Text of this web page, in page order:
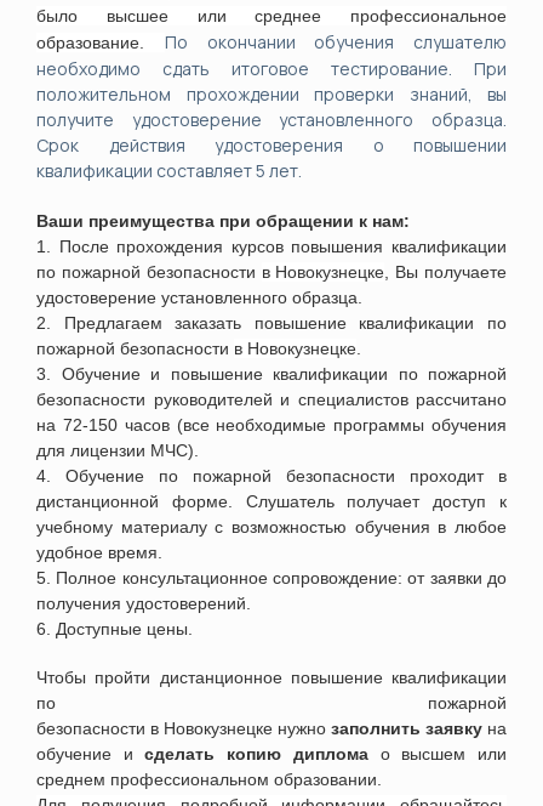
было высшее или среднее профессиональное
образование. По окончании обучения слушателю
необходимо сдать итоговое тестирование. При
положительном прохождении проверки знаний, вы
получите удостоверение установленного образца.
Срок действия удостоверения о повышении
квалификации составляет 5 лет.
Ваши преимущества при обращении к нам:
1. После прохождения курсов повышения квалификации
по пожарной безопасности в Новокузнецке , Вы получаете
удостоверение установленного образца.
2. Предлагаем заказать повышение квалификации по
пожарной безопасности в Новокузнецке
3. Обучение и повышение квалификации по пожарной
безопасности руководителей и специалистов рассчитано
на 72-150 часов (все необходимые программы обучения
для лицензии МЧС).
4. Обучение по пожарной безопасности проходит в
дистанционной форме. Слушатель получает доступ к
учебному материалу с возможностью обучения в любое
удобное время.
5. Полное консультационное сопровождение: от заявки до
получения удостоверений.
6. Доступные цены.
Чтобы пройти дистанционное повышение квалификации
по пожарной
безопасности в Новокузнецке нужно заполнить заявку на
обучение исделать копию дипломао высшем или
среднем профессиональном образовании.